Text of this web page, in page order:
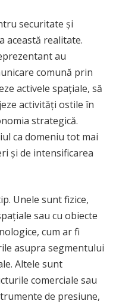
securitate și
această realitate.
au
comună prin
activele spațiale, să
activități ostile în
strategică.
ca domeniu tot mai
și de intensificarea
Unele sunt fizice,
sau cu obiecte
cum ar fi
asupra segmentului
Altele sunt
comerciale sau
de presiune,